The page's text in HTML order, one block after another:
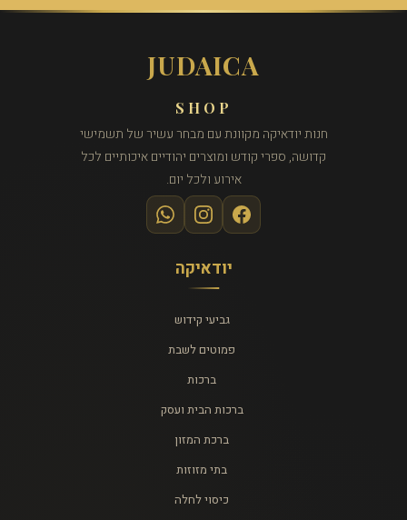
JUDAICA
SHOP
חנות יודאיקה מקוונת עם מבחר עשיר של תשמישי
קדושה, ספרי קודש ומוצרים יהודיים איכותיים לכל
אירוע ולכל יום.
יודאיקה
גביעי קידוש
פמוטים לשבת
ברכות
ברכות הבית ועסק
ברכת המזון
בתי מזוזות
כיסוי לחלה